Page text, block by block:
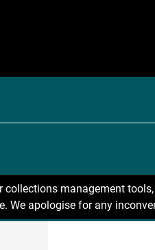
collections management
We apologise for any